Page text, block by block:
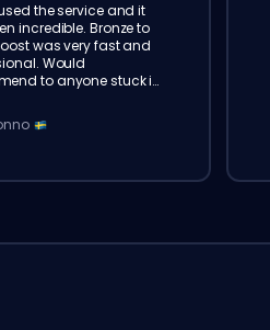
the service and it
incredible. Bronze to
was very fast and
Would
to anyone stuck in